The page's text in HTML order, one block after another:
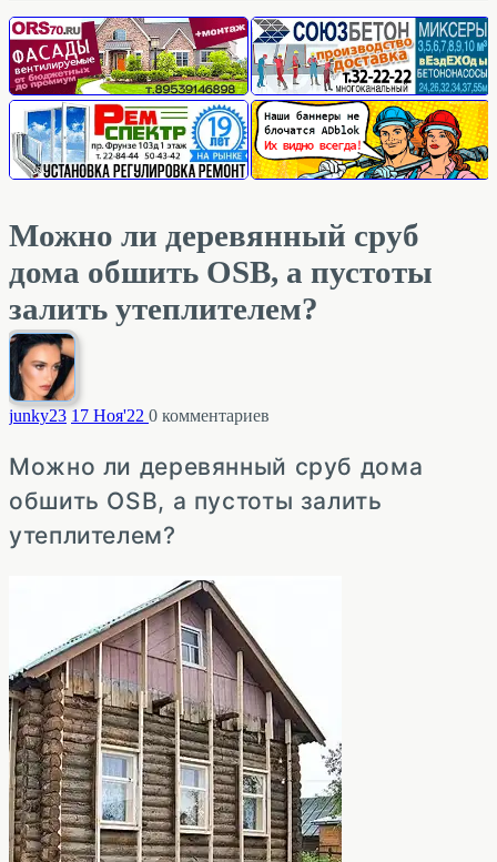
Можно ли деревянный сруб
дома обшить OSB, а пустоты
залить утеплителем?
junky23 17 Ноя'22 0 комментариев
Можно ли деревянный сруб дома
обшить OSB, а пустоты залить
утеплителем?